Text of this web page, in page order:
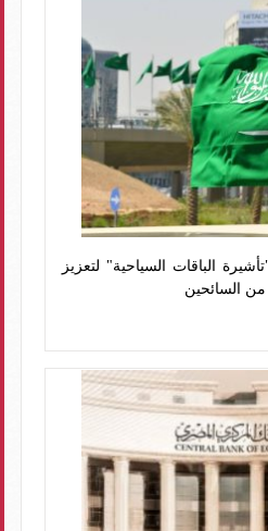
الباقات السياحية" لتعزيز
السائحين